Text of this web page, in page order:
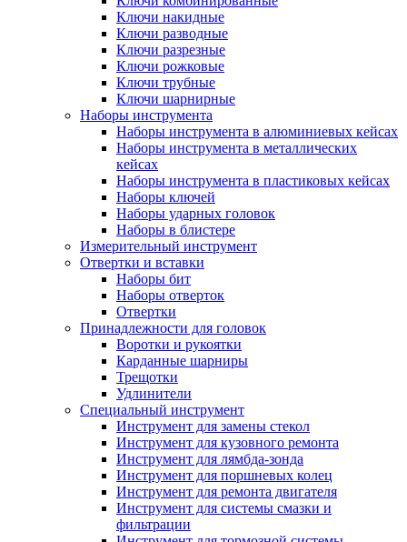
Ключи накидные
Ключи разводные
Ключи разрезные
Ключи рожковые
Ключи трубные
Ключи шарнирные
Наборы инструмента
Наборы инструмента в алюминиевых кейсах
Наборы инструмента в металлических
кейсах
Наборы инструмента в пластиковых кейсах
Наборы ключей
Наборы ударных головок
Наборы в блистере
Измерительный инструмент
Отвертки и вставки
Наборы бит
Наборы отверток
Отвертки
Принадлежности для головок
Воротки и рукоятки
Карданные шарниры
Трещотки
Удлинители
Специальный инструмент
Инструмент для замены стекол
Инструмент для кузовного ремонта
Инструмент для лямбда-зонда
Инструмент для поршневых колец
Инструмент для ремонта двигателя
Инструмент для системы смазки и
фильтрации